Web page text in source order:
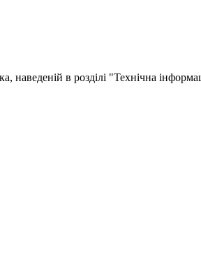
наведеній в розділі "Технічна